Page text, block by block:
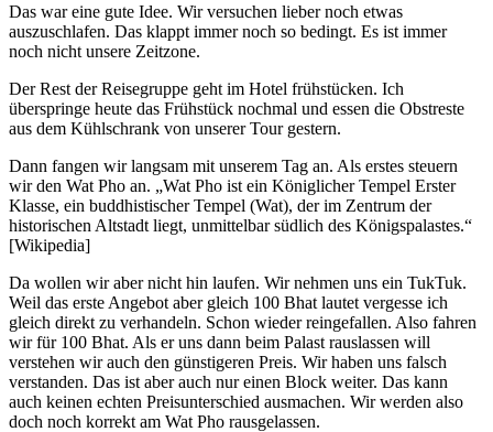
Das war eine gute Idee. Wir versuchen lieber noch etwas
auszuschlafen. Das klappt immer noch so bedingt. Es ist immer
noch nicht unsere Zeitzone.
Der Rest der Reisegruppe geht im Hotel frühstücken. Ich
überspringe heute das Frühstück nochmal und essen die Obstreste
aus dem Kühlschrank von unserer Tour gestern.
Dann fangen wir langsam mit unserem Tag an. Als erstes steuern
wir den Wat Pho an. „Wat Pho ist ein Königlicher Tempel Erster
Klasse, ein buddhistischer Tempel (Wat), der im Zentrum der
historischen Altstadt liegt, unmittelbar südlich des Königspalastes.“
[Wikipedia]
Da wollen wir aber nicht hin laufen. Wir nehmen uns ein TukTuk.
Weil das erste Angebot aber gleich 100 Bhat lautet vergesse ich
gleich direkt zu verhandeln. Schon wieder reingefallen. Also fahren
wir für 100 Bhat. Als er uns dann beim Palast rauslassen will
verstehen wir auch den günstigeren Preis. Wir haben uns falsch
verstanden. Das ist aber auch nur einen Block weiter. Das kann
auch keinen echten Preisunterschied ausmachen. Wir werden also
doch noch korrekt am Wat Pho rausgelassen.